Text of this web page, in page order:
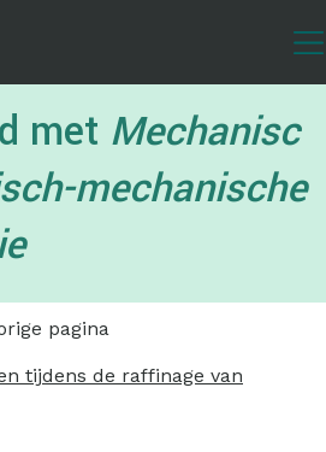
inhoud
met Mechanisc
mechanische
pagina
tijdens de raffinage van